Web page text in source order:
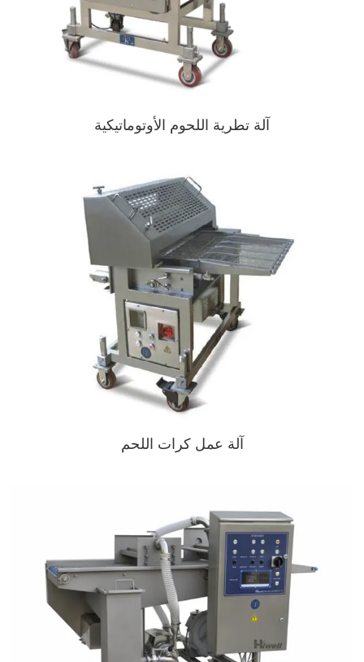
آلة تطرية اللحوم الأوتوماتيكية
آلة عمل كرات اللحم